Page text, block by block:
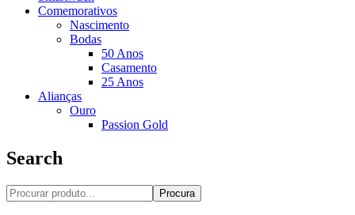
Comemorativos
Nascimento
Bodas
50 Anos
Casamento
25 Anos
Alianças
Ouro
Passion Gold
Search
Procura